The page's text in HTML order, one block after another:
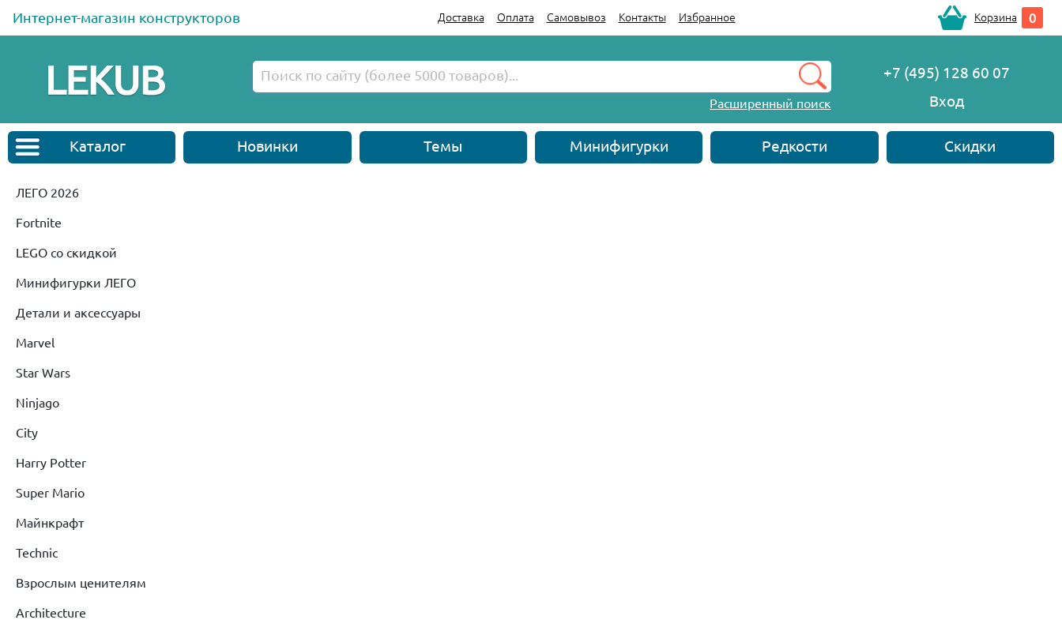
Интернет-магазин конструкторов Доставка Оплата Самовывоз Контакты Избранное Корзина 0
Расширенный поиск
+7 (495) 128 60 07
Вход
Каталог Новинки Темы Минифигурки Редкости Скидки
ЛЕГО 2026
Fortnite
LEGO со скидкой
Минифигурки ЛЕГО
Детали и аксессуары
Marvel
Star Wars
Ninjago
City
Harry Potter
Super Mario
Майнкрафт
Technic
Взрослым ценителям
Architecture